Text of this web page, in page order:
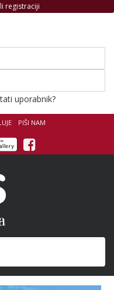
PIŠI NAM
Facebook
registraciji
uporabnik?